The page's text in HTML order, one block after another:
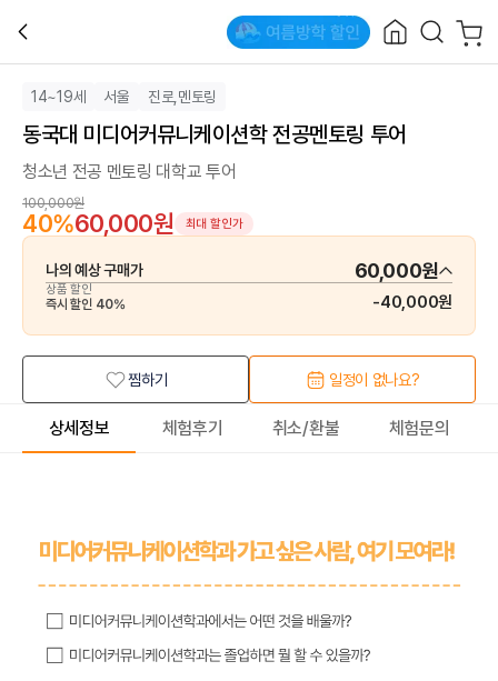
14~19세 서울 진로,멘토링
동국대 미디어커뮤니케이션학 전공멘토링 투어
청소년 전공 멘토링 대학교 투어
100,000원
40%60,000원 최대 할인가
나의 예상 구매가 60,000원
상품 할인
즉시 할인 40% -40,000원
찜하기 일정이 없나요?
상세정보 체험후기 취소/환불 체험문의